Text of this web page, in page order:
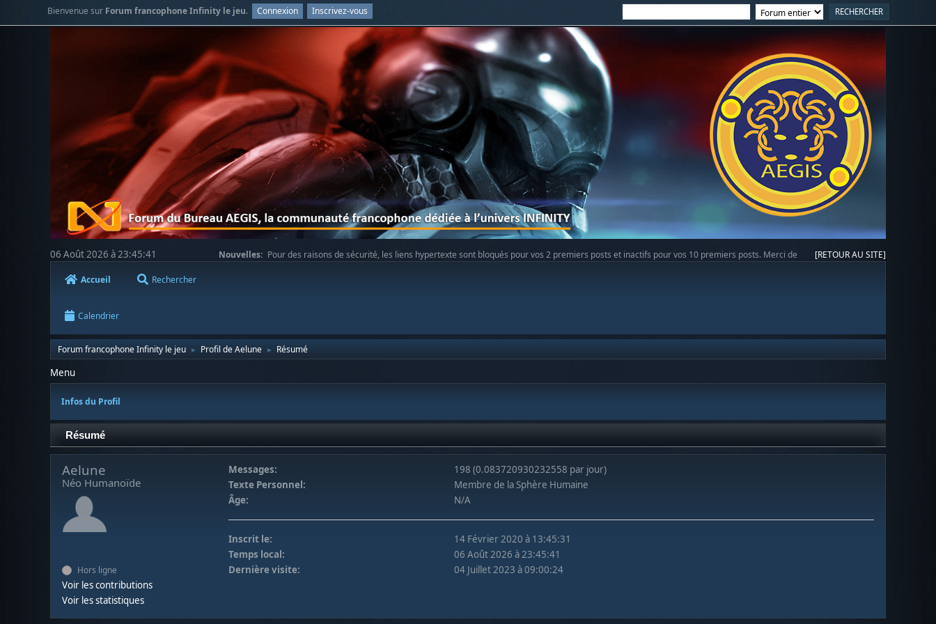
Bienvenue sur Forum francophone Infinity le jeu. Connexion Inscrivez-vous
[RETOUR AU SITE]
06 Août 2026 à 23:45:41 Nouvelles: Pour des raisons de sécurité, les liens hypertexte sont bloqués pour vos 2 premiers posts et inactifs pour vos 10 premiers posts. Merci de
Accueil
Rechercher
Calendrier
Forum francophone Infinity le jeu ► Profil de Aelune ► Résumé
Menu
Infos du Profil
Résumé
Aelune
Néo Humanoïde
Hors ligne
Voir les contributions
Voir les statistiques
Messages:
198 (0.083720930232558 par jour)
Texte Personnel:
Membre de la Sphère Humaine
Âge:
N/A
Inscrit le:
14 Février 2020 à 13:45:31
Temps local:
06 Août 2026 à 23:45:41
Dernière visite:
04 Juillet 2023 à 09:00:24